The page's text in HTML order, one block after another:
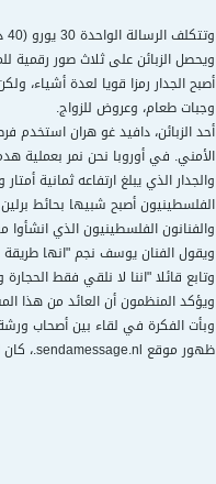
ويحصل الزبائن على ثلاث صور رقمية
أصبح الجدار رمزا قويا لعدة أشياء،
وجبات طعام، وعروض للزواج.
أحد الزبائن، دافيد غو هران
الأمني. في أوروبا نحن نمر بعملية
الفلسطينيون أصبح شبيها بحائط برلين الذي قسم العاصمة
والفنانون الفلسطينيون الذي
ويقول الفنان يوسف نجم "انها طريقة
وتابع قائلا "اننا لا نلقي فقط
ويؤكد المنظمون أن العائد من هذا
وبأت الفكرة في لقاء بين أصحاب
ظهور موقع sendamessage.nl.، كان الهدف من الموقع تحويل النزاع بين الفلسطينيين والإسرائيليين، إلى مسألة شخصية.